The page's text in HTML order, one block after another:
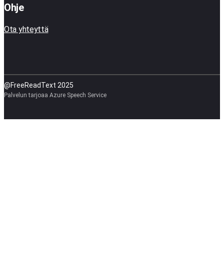
Ohje
Ota yhteyttä
@FreeReadText 2025
Palvelun tarjoaa Azure Speech Service